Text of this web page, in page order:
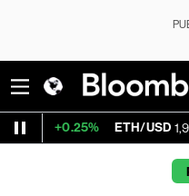
ETH/USD 1,908.773